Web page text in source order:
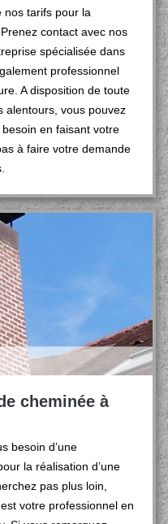
nos tarifs pour la
contact avec nos
spécialisée dans
professionnel
A disposition de toute
alentours, vous pouvez
en faisant votre
à faire votre demande
cheminée à
besoin d’une
la réalisation d’une
pas plus loin,
votre professionnel en